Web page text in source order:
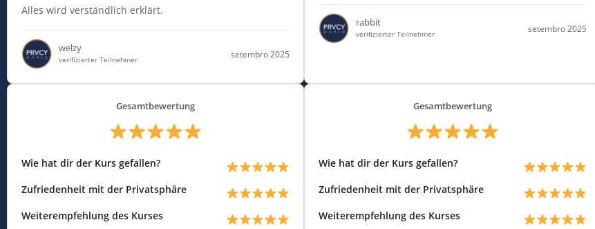
Alles wird verständlich erklärt.
welzy
verifizierter Teilnehmer
setembro 2025
rabbit
verifizierter Teilnehmer
setembro 2025
Gesamtbewertung
Wie hat dir der Kurs gefallen?
Zufriedenheit mit der Privatsphäre
Weiterempfehlung des Kurses
Gesamtbewertung
Wie hat dir der Kurs gefallen?
Zufriedenheit mit der Privatsphäre
Weiterempfehlung des Kurses